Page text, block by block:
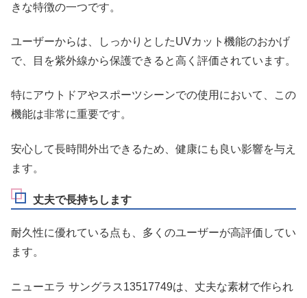
きな特徴の一つです。
ユーザーからは、しっかりとしたUVカット機能のおかげ
で、目を紫外線から保護できると高く評価されています。
特にアウトドアやスポーツシーンでの使用において、この
機能は非常に重要です。
安心して長時間外出できるため、健康にも良い影響を与え
ます。
丈夫で長持ちします
耐久性に優れている点も、多くのユーザーが高評価してい
ます。
ニューエラ サングラス13517749は、丈夫な素材で作られ